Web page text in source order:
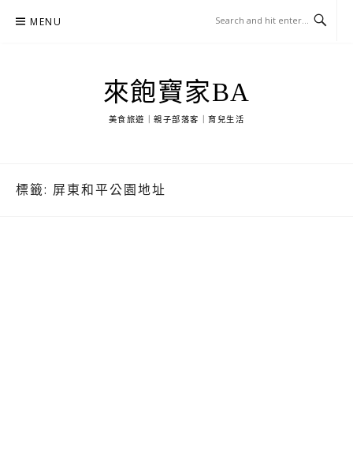
MENU
來飽寶家BA
美食旅遊｜親子部落客｜育兒生活
標籤: 屏東和平公園地址